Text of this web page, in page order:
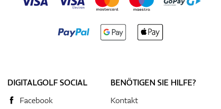
DIGITALGOLF SOCIAL
Facebook
BENÖTIGEN SIE HILFE?
Kontakt